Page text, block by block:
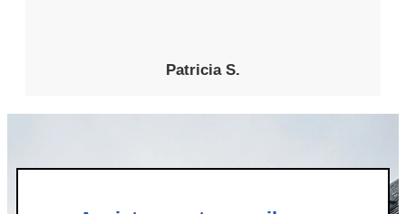
Patricia S.